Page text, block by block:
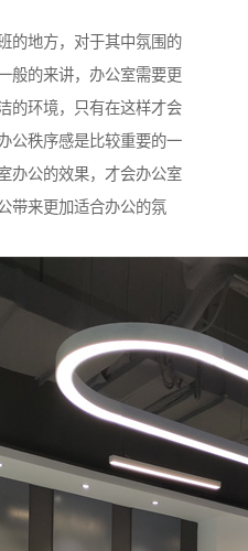
的地方，对于其中氛围的
般的来讲，办公室需要更
的环境，只有在这样才会
公秩序感是比较重要的一
办公的效果，才会办公室
带来更加适合办公的氛